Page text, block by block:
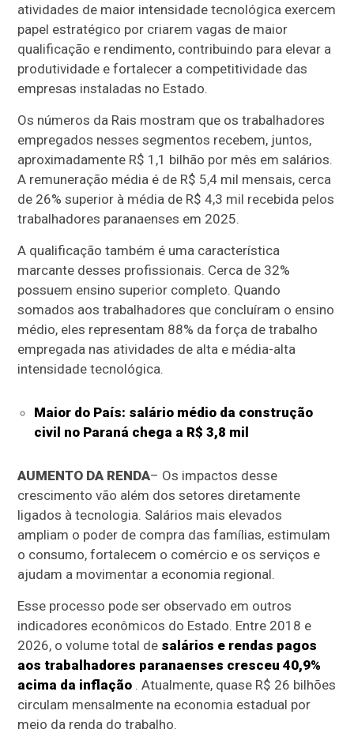
atividades de maior intensidade tecnológica exercem
papel estratégico por criarem vagas de maior
qualificação e rendimento, contribuindo para elevar a
produtividade e fortalecer a competitividade das
empresas instaladas no Estado.
Os números da Rais mostram que os trabalhadores
empregados nesses segmentos recebem, juntos,
aproximadamente R$ 1,1 bilhão por mês em salários.
A remuneração média é de R$ 5,4 mil mensais, cerca
de 26% superior à média de R$ 4,3 mil recebida pelos
trabalhadores paranaenses em 2025.
A qualificação também é uma característica
marcante desses profissionais. Cerca de 32%
possuem ensino superior completo. Quando
somados aos trabalhadores que concluíram o ensino
médio, eles representam 88% da força de trabalho
empregada nas atividades de alta e média-alta
intensidade tecnológica.
Maior do País: salário médio da construção
civil no Paraná chega a R$ 3,8 mil
AUMENTO DA RENDA– Os impactos desse
crescimento vão além dos setores diretamente
ligados à tecnologia. Salários mais elevados
ampliam o poder de compra das famílias, estimulam
o consumo, fortalecem o comércio e os serviços e
ajudam a movimentar a economia regional.
Esse processo pode ser observado em outros
indicadores econômicos do Estado. Entre 2018 e
2026, o volume total de salários e rendas pagos
aos trabalhadores paranaenses cresceu 40,9%
acima da inflação . Atualmente, quase R$ 26 bilhões
circulam mensalmente na economia estadual por
meio da renda do trabalho.